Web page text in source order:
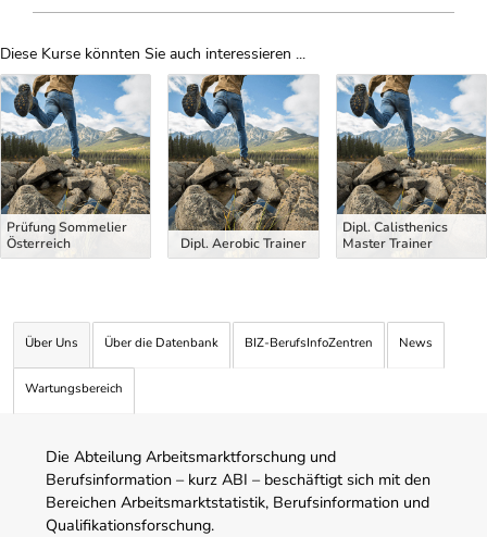
Diese Kurse könnten Sie auch interessieren ...
Uber Weiterbildungsvorschläge
Prüfung Sommelier
Österreich
Dipl. Aerobic Trainer
Dipl. Calisthenics
Master Trainer
Über Uns Über die Datenbank BIZ-BerufsInfoZentren News
Wartungsbereich
Die Abteilung Arbeitsmarktforschung und
Berufsinformation – kurz ABI – beschäftigt sich mit den
Bereichen Arbeitsmarktstatistik, Berufsinformation und
Qualifikationsforschung.